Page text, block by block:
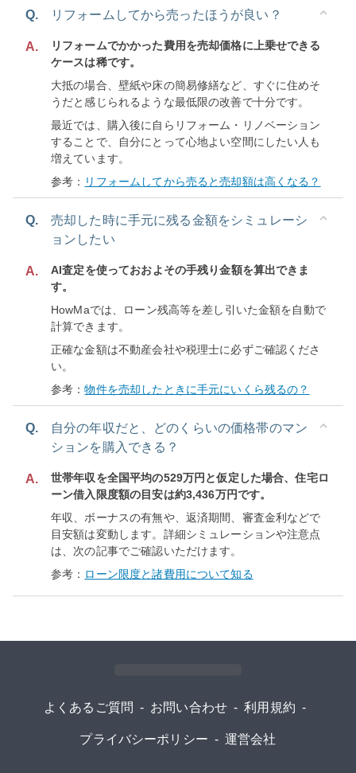
Q. リフォームしてから売ったほうが良い？
A.
リフォームでかかった費用を売却価格に上乗せできる
ケースは稀です。
大抵の場合、壁紙や床の簡易修繕など、すぐに住めそ
うだと感じられるような最低限の改善で十分です。
最近では、購入後に自らリフォーム・リノベーション
することで、自分にとって心地よい空間にしたい人も
増えています。
参考： リフォームしてから売ると売却額は高くなる？
Q.
売却した時に手元に残る金額をシミュレーシ
ョンしたい
A.
AI査定を使っておおよその手残り金額を算出できま
す。
HowMaでは、ローン残高等を差し引いた金額を自動で
計算できます。
正確な金額は不動産会社や税理士に必ずご確認くださ
い。
参考：物件を売却したときに手元にいくら残るの？
Q.
自分の年収だと、どのくらいの価格帯のマン
ションを購入できる？
A.
世帯年収を全国平均の529万円と仮定した場合、住宅ロ
ーン借入限度額の目安は約3,436万円です。
年収、ボーナスの有無や、返済期間、審査金利などで
目安額は変動します。詳細シミュレーションや注意点
は、次の記事でご確認いただけます。
参考： ローン限度と諸費用について知る
よくあるご質問 - お問い合わせ - 利用規約 -
プライバシーポリシー - 運営会社